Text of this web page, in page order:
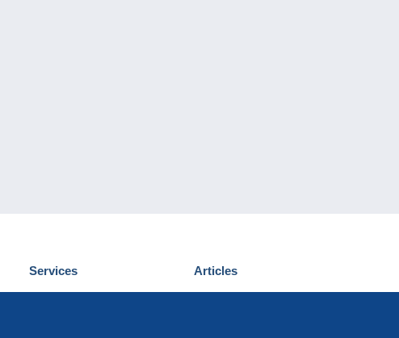
Services
Découvrir Delcampe
Articles